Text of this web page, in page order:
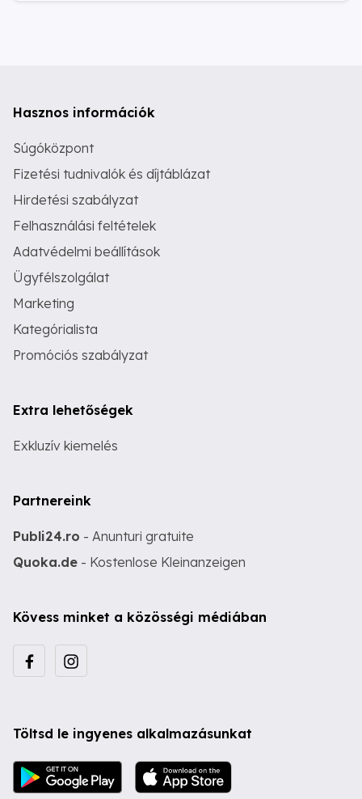
Hasznos információk
Súgóközpont
Fizetési tudnivalók és díjtáblázat
Hirdetési szabályzat
Felhasználási feltételek
Adatvédelmi beállítások
Ügyfélszolgálat
Marketing
Kategórialista
Promóciós szabályzat
Extra lehetőségek
Exkluzív kiemelés
Partnereink
Publi24.ro - Anunturi gratuite
Quoka.de - Kostenlose Kleinanzeigen
Kövess minket a közösségi médiában
Töltsd le ingyenes alkalmazásunkat